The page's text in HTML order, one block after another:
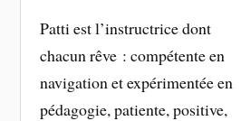
Patti est l’instructrice dont
chacun rêve : compétente en
navigation et expérimentée en
pédagogie, patiente, positive,